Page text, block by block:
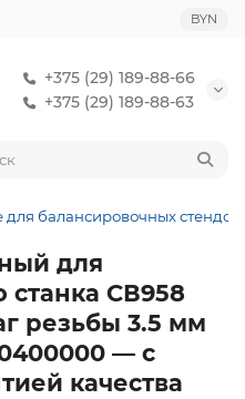
BYN
+375 (29) 189-88-66
+375 (29) 189-88-63
балансировочных стендов
для
станка СВ958
резьбы 3.5 мм
— с
качества